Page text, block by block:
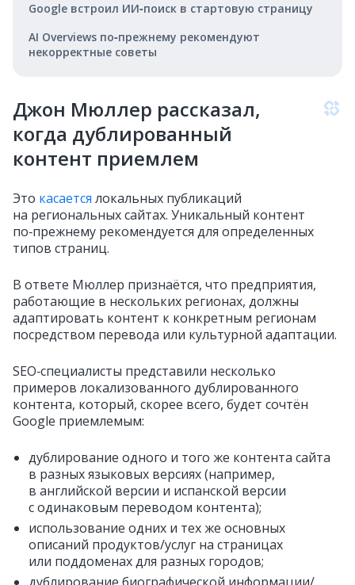
Google встроил ИИ‑поиск в стартовую страницу
AI Overviews по‑прежнему рекомендуют
некорректные советы
Джон Мюллер рассказал,
когда дублированный
контент приемлем
Это касается локальных публикаций
на региональных сайтах. Уникальный контент
по‑прежнему рекомендуется для определенных
типов страниц.
В ответе Мюллер признаётся, что предприятия,
работающие в нескольких регионах, должны
адаптировать контент к конкретным регионам
посредством перевода или культурной адаптации.
SEO‑специалисты представили несколько
примеров локализованного дублированного
контента, который, скорее всего, будет сочтён
Google приемлемым:
дублирование одного и того же контента сайта
в разных языковых версиях (например,
в английской версии и испанской версии
с одинаковым переводом контента);
использование одних и тех же основных
описаний продуктов/услуг на страницах
или поддоменах для разных городов;